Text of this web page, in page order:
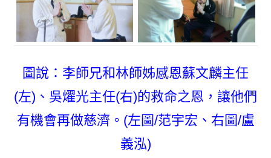
圖說：李師兄和林師姊感恩蘇文麟主任
(左)、吳燿光主任(右)的救命之恩，讓他們
有機會再做慈濟。(左圖/范宇宏、右圖/盧
義泓)